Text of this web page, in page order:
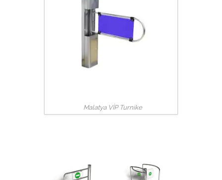
Malatya VİP Turnike